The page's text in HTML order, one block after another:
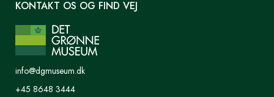
KONTAKT OS OG FIND VEJ
info@dgmuseum.dk
+45 8648 3444